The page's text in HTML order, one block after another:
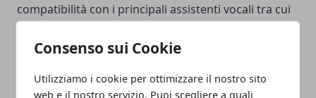
Consenso sui Cookie
Utilizziamo i cookie per ottimizzare il nostro sito
web e il nostro servizio. Puoi scegliere a quali
compatibilità con i principali assistenti vocali tra cui